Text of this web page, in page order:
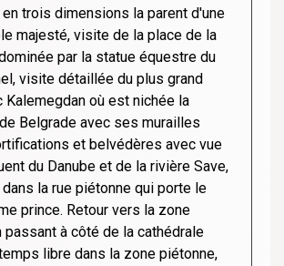
trois dimensions la parent d'une
majesté, visite de la place de la
par la statue équestre du
visite détaillée du plus grand
Kalemegdan où est nichée la
Belgrade avec ses murailles
et belvédères avec vue
du Danube et de la rivière Save,
la rue piétonne qui porte le
prince. Retour vers la zone
passant à côté de la cathédrale
libre dans la zone piétonne,